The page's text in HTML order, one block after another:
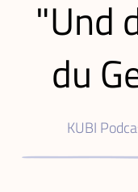
"Und
du
KUBI